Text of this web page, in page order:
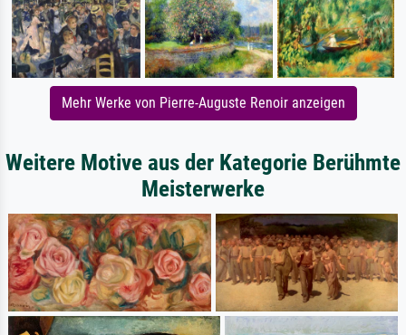
Mehr Werke von Pierre-Auguste Renoir anzeigen
Weitere Motive aus der Kategorie Berühmte
Meisterwerke